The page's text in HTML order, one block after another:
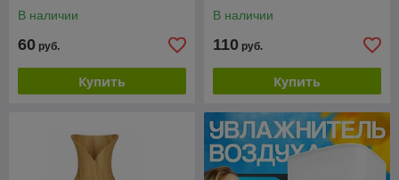
В наличии
60 руб.
Купить
В наличии
110 руб.
Купить